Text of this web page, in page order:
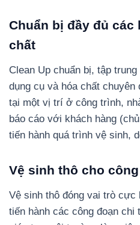
Chuẩn bị đầy đủ các
chất
Clean Up chuẩn bị, tập
dụng cụ và hóa chất
tại một vị trí ở công trình,
báo cáo với khách hàng
tiến hành quá trình vệ sinh,
Vệ sinh thô cho
Vệ sinh thô đóng vai trò
tiến hành các công đoạn